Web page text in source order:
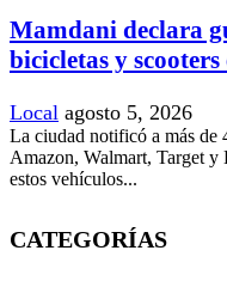
Mamdani declara
bicicletas y
Local agosto 5, 2026
La ciudad notificó a más de
Amazon, Walmart, Target y
estos vehículos...
CATEGORÍAS